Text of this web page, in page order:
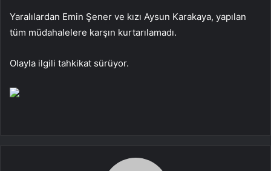
Yaralılardan Emin Şener ve kızı Aysun Karakaya, yapılan
tüm müdahalelere karşın kurtarılamadı.
Olayla ilgili tahkikat sürüyor.